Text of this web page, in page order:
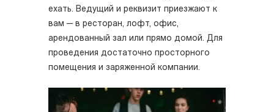
ехать. Ведущий и реквизит приезжают к
вам — в ресторан, лофт, офис,
арендованный зал или прямо домой. Для
проведения достаточно просторного
помещения и заряженной компании.